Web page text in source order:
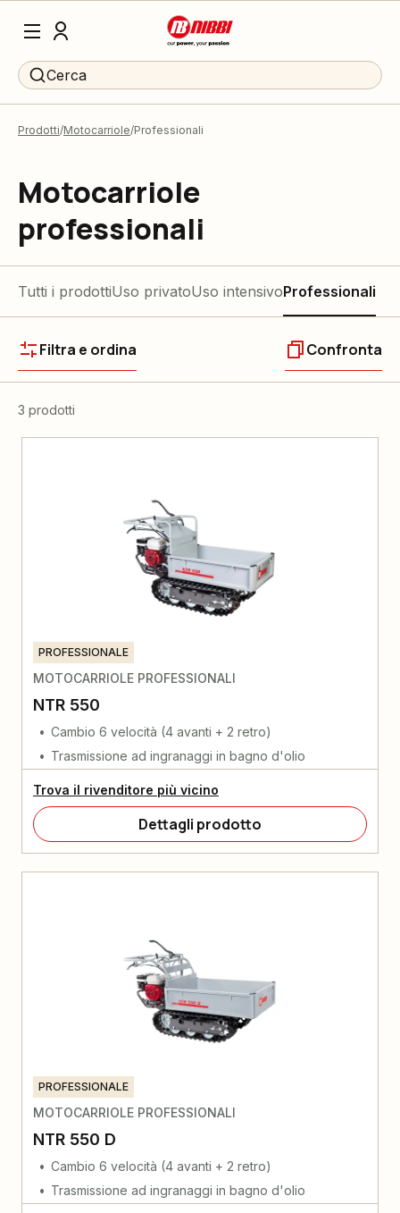
Cerca
Prodotti Motocarriole Professionali
Motocarriole
professionali
Tutti i prodottiUso privatoUso intensivoProfessionali
Filtra e ordina Confronta
3 prodotti
PROFESSIONALE
MOTOCARRIOLE PROFESSIONALI
NTR 550
Cambio 6 velocità (4 avanti + 2 retro)
Trasmissione ad ingranaggi in bagno d'olio
Trova il rivenditore più vicino
Dettagli prodotto
PROFESSIONALE
MOTOCARRIOLE PROFESSIONALI
NTR 550 D
Cambio 6 velocità (4 avanti + 2 retro)
Trasmissione ad ingranaggi in bagno d'olio